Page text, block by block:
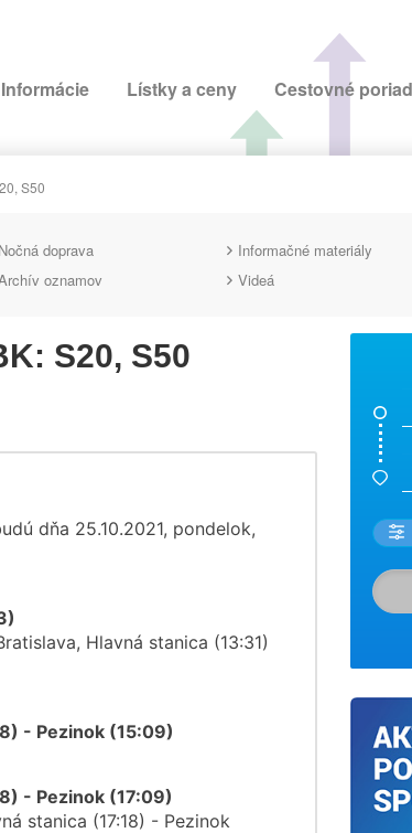
Informácie Lístky a ceny Cestovné
S50
Nočná doprava Informačné materiály
oznamov Videá
S20, S50
dňa 25.10.2021, pondelok,
Hlavná stanica (13:31)
- Pezinok (15:09)
- Pezinok (17:09)
stanica (17:18) - Pezinok